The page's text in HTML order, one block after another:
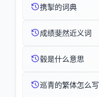
携掣的词典
成绩斐然近义词
毂是什么意思
巡青的繁体怎么写